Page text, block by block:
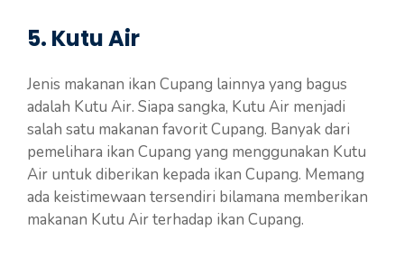
5. Kutu Air
Jenis makanan ikan Cupang lainnya yang bagus
adalah Kutu Air. Siapa sangka, Kutu Air menjadi
salah satu makanan favorit Cupang. Banyak dari
pemelihara ikan Cupang yang menggunakan Kutu
Air untuk diberikan kepada ikan Cupang. Memang
ada keistimewaan tersendiri bilamana memberikan
makanan Kutu Air terhadap ikan Cupang.